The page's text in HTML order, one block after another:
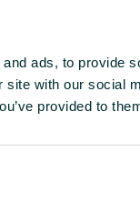
ads, to provide
with our social
provided to